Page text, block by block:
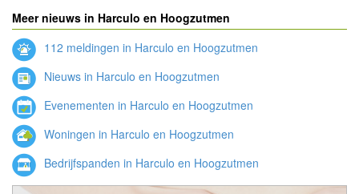
Meer nieuws in Harculo en Hoogzutmen
112 meldingen in Harculo en Hoogzutmen
Nieuws in Harculo en Hoogzutmen
Evenementen in Harculo en Hoogzutmen
Woningen in Harculo en Hoogzutmen
Bedrijfspanden in Harculo en Hoogzutmen